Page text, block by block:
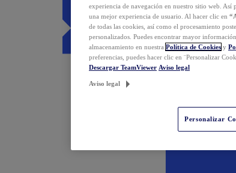
experiencia de navegación en nuestro sitio web. Así
una mejor experiencia de usuario. Al hacer clic en
de todas las cookies, así como el procesamiento
personalizados. Puedes encontrar mayor
almacenamiento en nuestra Política de Cookies y
preferencias, puedes hacer clic en ¨Personalizar
Descargar TeamViewer Aviso legal
Aviso legal
Personalizar